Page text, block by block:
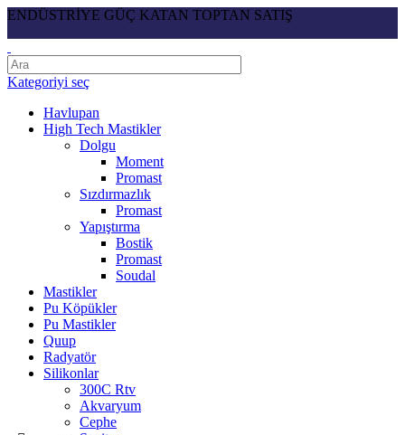
ENDÜSTRİYE GÜÇ KATAN TOPTAN SATIŞ
Kategoriyi seç
Havlupan
High Tech Mastikler
Dolgu
Moment
Promast
Sızdırmazlık
Promast
Yapıştırma
Bostik
Promast
Soudal
Mastikler
Pu Köpükler
Pu Mastikler
Quup
Radyatör
Silikonlar
300C Rtv
Akvaryum
Cephe